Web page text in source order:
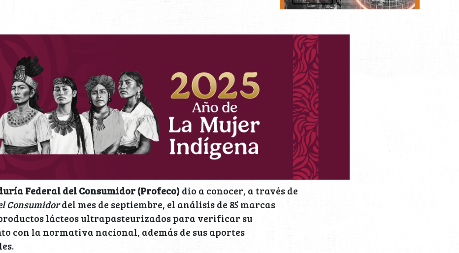
Federal del Consumidor (Profeco) dio a conocer, a través de
Consumidordel mes de septiembre, el análisis de 85 marcas
lácteos ultrapasteurizados para verificar su
con la normativa nacional, además de sus aportes